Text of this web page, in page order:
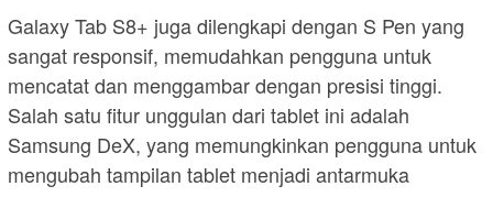
Galaxy Tab S8+ juga dilengkapi dengan S Pen yang
sangat responsif, memudahkan pengguna untuk
mencatat dan menggambar dengan presisi tinggi.
Salah satu fitur unggulan dari tablet ini adalah
Samsung DeX, yang memungkinkan pengguna untuk
mengubah tampilan tablet menjadi antarmuka